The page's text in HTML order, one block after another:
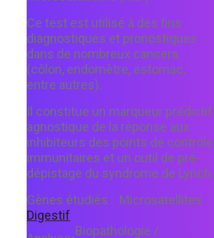
Ce test est utilisé à des fins
diagnostiques et pronostiques
dans de nombreux cancers
(côlon, endomètre, estomac,
entre autres).
Il constitue un marqueur prédictif
agnostique de la réponse aux
inhibiteurs des points de contrôle
immunitaires et un outil de pré-
dépistage du syndrome de Lynch.
Gènes étudiés : Microsatellites
Digestif
Biopathologie /